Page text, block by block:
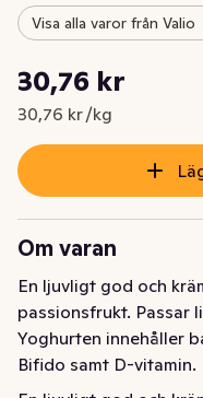
Visa alla varor från Valio
Nuvarande pris är:
30,76 kr
30,76 kr /kg
Styckpris: 30,76 kr /kg
Om varan
En ljuvligt god och
passionsfrukt. Passar
Yoghurten innehåller
Bifido samt D-vitamin.